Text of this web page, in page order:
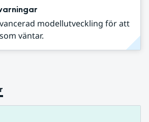
modellutveckling för att
väntar.